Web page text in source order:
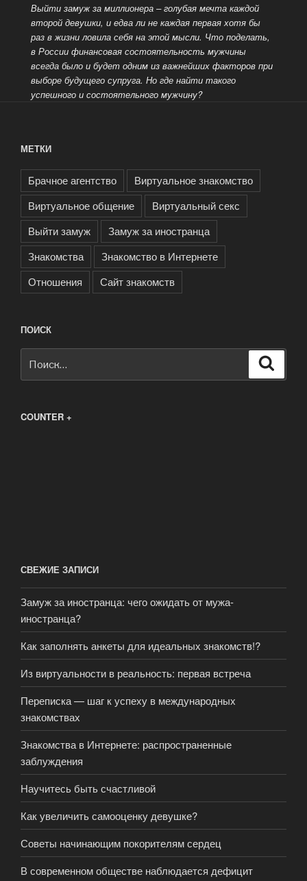
Выйти замуж за миллионера – голубая мечта каждой
второй девушки, и едва ли не каждая первая хотя бы
раз в жизни ловила себя на этой мысли. Что поделать,
в России финансовая состоятельность мужчины
всегда было и будет одним из важнейших факторов при
выборе будущего супруга. Но где найти такого
успешного и состоятельного мужчину?
МЕТКИ
Брачное агентство
Виртуальное знакомство
Виртуальное общение
Виртуальный секс
Выйти замуж
Замуж за иностранца
Знакомства
Знакомство в Интернете
Отношения
Сайт знакомств
ПОИСК
COUNTER +
СВЕЖИЕ ЗАПИСИ
Замуж за иностранца: чего ожидать от мужа-
иностранца?
Как заполнять анкеты для идеальных знакомств!?
Из виртуальности в реальность: первая встреча
Переписка — шаг к успеху в международных
знакомствах
Знакомства в Интернете: распространенные
заблуждения
Научитесь быть счастливой
Как увеличить самооценку девушке?
Советы начинающим покорителям сердец
В современном обществе наблюдается дефицит